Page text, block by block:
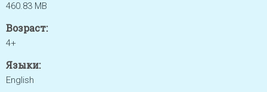
460.83 MB
Возраст:
4+
Языки:
English